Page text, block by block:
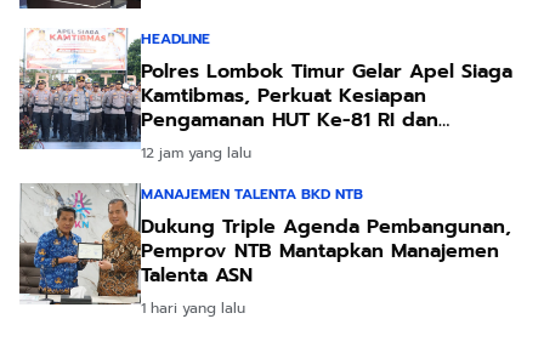
HEADLINE
Polres Lombok Timur Gelar Apel Siaga
Kamtibmas, Perkuat Kesiapan
Pengamanan HUT Ke-81 RI dan
Kunjungan Kapolri
12 jam yang lalu
MANAJEMEN TALENTA BKD NTB
Dukung Triple Agenda Pembangunan,
Pemprov NTB Mantapkan Manajemen
Talenta ASN
1 hari yang lalu